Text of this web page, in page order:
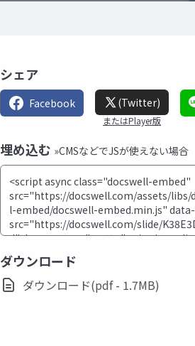
シェア
Facebook (Twitter)
またはPlayer版
埋め込む »CMSなどでJSが使えない場合
ダウンロード
ダウンロード(pdf - 1.7MB)